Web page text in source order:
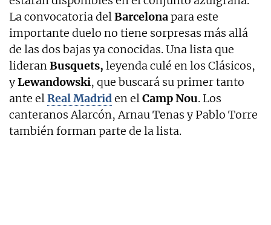
La convocatoria delBarcelonapara este
importante duelo no tiene sorpresas más allá
de las dos bajas ya conocidas. Una lista que
lideranBusquets, leyenda culé en los Clásicos,
yLewandowski, que buscará su primer tanto
ante elReal Madriden elCamp Nou. Los
canteranos Alarcón, Arnau Tenas y Pablo Torre
también forman parte de la lista.